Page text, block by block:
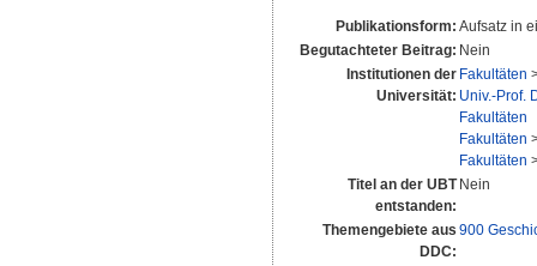
Publikationsform: Aufsatz in
Begutachteter Beitrag: Nein
Institutionen der
Universität:
Fakultäten
Univ.-Prof.
Fakultäten
Fakultäten
Fakultäten
Titel an der UBT
entstanden:
Nein
Themengebiete aus
DDC:
900